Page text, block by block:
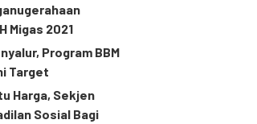
Migas 2021
Program BBM
Target
Harga, Sekjen
Sosial Bagi